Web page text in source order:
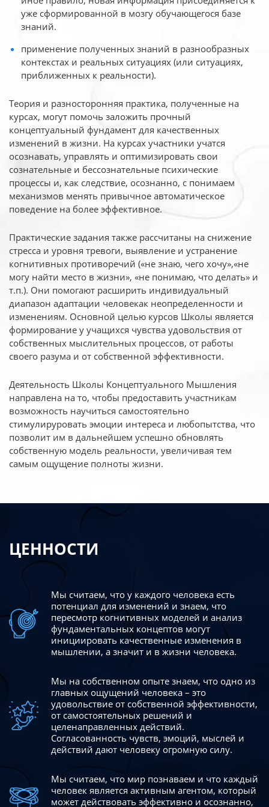
уже сформированной в мозгу обучающегося базе
знаний.
применение полученных знаний в разнообразных
контекстах и реальных ситуациях (или ситуациях,
приближенных к реальности).
Теория и разносторонняя практика, полученные на
курсах, могут помочь заложить прочный
концептуальный фундамент для качественных
изменений в жизни. На курсах участники учатся
осознавать, управлять и оптимизировать свои
сознательные и бессознательные психические
процессы и, как следствие, осознанно, с понимаем
механизмов менять привычное автоматическое
поведение на более эффективное.
Практические задания также рассчитаны на снижение
стресса и уровня тревоги, выявление и устранение
когнитивных противоречий («не знаю, чего хочу»,«не
могу найти место в жизни», «не понимаю, что делать» и
т.п.). Они помогают расширить индивидуальный
диапазон адаптации человекак неопределенности и
изменениям. Основной целью курсов Школы является
формирование у учащихся чувства удовольствия от
собственных мыслительных процессов, от работы
своего разума и от собственной эффективности.
Деятельность Школы Концептуального Мышления
направлена на то, чтобы предоставить участникам
возможность научиться самостоятельно
стимулируровать эмоции интереса и любопытства, что
позволит им в дальнейшем успешно обновлять
собственную модель реальности, увеличивая тем
самым ощущение полноты жизни.
ЦЕННОСТИ
Мы считаем, что у каждого человека есть
потенциал для изменений и знаем, что
пересмотр когнитивных моделей и анализ
фундаментальных концептов могут
инициировать качественные изменения в
мышлении, а значит и в жизни человека.
Мы на собственном опыте знаем, что одно из
главных ощущений человека – это
удовольствие от собственной эффективности,
от самостоятельных решений и
целенаправленных действий.
Согласованность чувств, эмоций, мыслей и
действий дают человеку огромную силу.
Мы считаем, что мир познаваем и что каждый
человек является активным агентом, который
может действовать эффективно и осознанно,